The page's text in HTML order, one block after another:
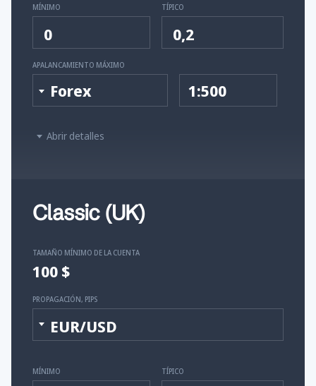
Abrir detalles
MÍNIMO
0
TÍPICO
0,2
APALANCAMIENTO MÁXIMO
Forex 1:500
Classic (UK)
TAMAÑO MÍNIMO DE LA CUENTA
100 $
PROPAGACIÓN, PIPS
EUR/USD
MÍNIMO TÍPICO